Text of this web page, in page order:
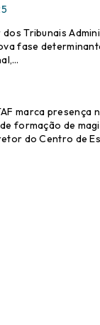
Tribunais
fase